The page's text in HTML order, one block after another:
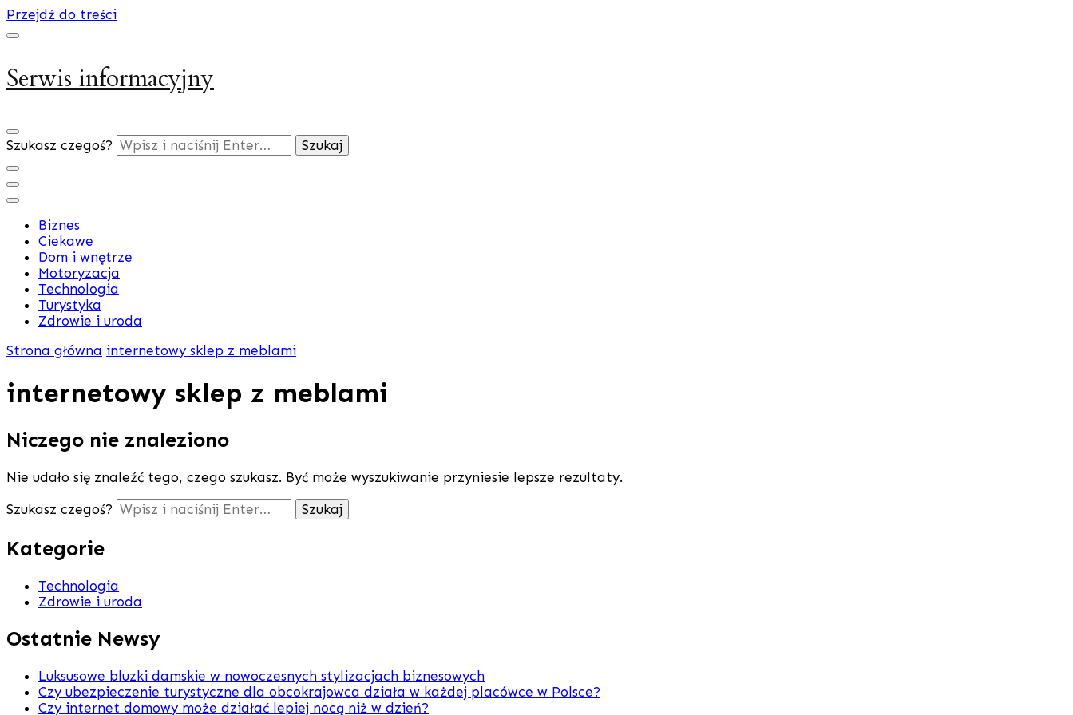
Przejdź do treści
Serwis informacyjny
Szukasz czegoś?
Biznes
Ciekawe
Dom i wnętrze
Motoryzacja
Technologia
Turystyka
Zdrowie i uroda
Strona główna internetowy sklep z meblami
internetowy sklep z meblami
Niczego nie znaleziono
Nie udało się znaleźć tego, czego szukasz. Być może wyszukiwanie przyniesie lepsze rezultaty.
Szukasz czegoś?
Kategorie
Technologia
Zdrowie i uroda
Ostatnie Newsy
Luksusowe bluzki damskie w nowoczesnych stylizacjach biznesowych
Czy ubezpieczenie turystyczne dla obcokrajowca działa w każdej placówce w Polsce?
Czy internet domowy może działać lepiej nocą niż w dzień?